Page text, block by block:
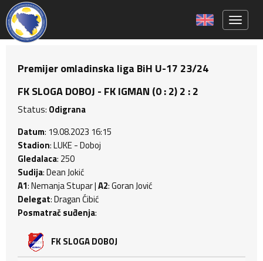
Premijer omladinska liga BiH U-17 23/24
FK SLOGA DOBOJ - FK IGMAN (0 : 2) 2 : 2
Status: Odigrana
Datum: 19.08.2023 16:15
Stadion: LUKE - Doboj
Gledalaca: 250
Sudija: Dean Jokić
A1: Nemanja Stupar |A2: Goran Jović
Delegat: Dragan Ćibić
Posmatrač suđenja:
FK SLOGA DOBOJ